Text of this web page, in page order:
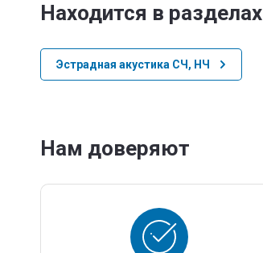
Находится в разделах
Эстрадная акустика СЧ, НЧ
Нам доверяют